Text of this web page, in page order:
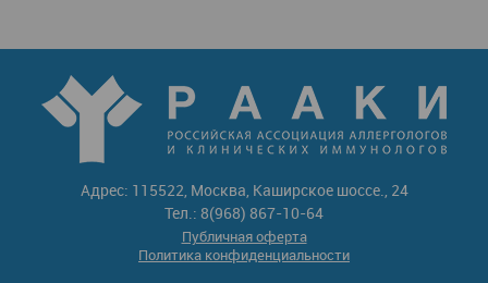
Адрес: 115522, Москва, Каширское шоссе., 24
Тел.: 8(968) 867-10-64
Публичная оферта
Политика конфиденциальности